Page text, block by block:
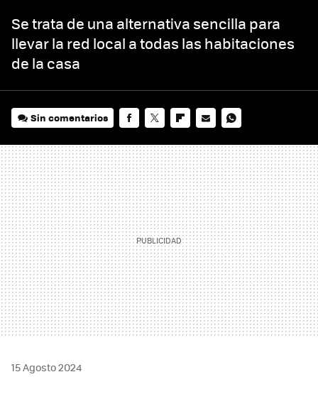
Se trata de una alternativa sencilla para
llevar la red local a todas las habitaciones
de la casa
Sin comentarios
MAIL
15 Agosto 2024